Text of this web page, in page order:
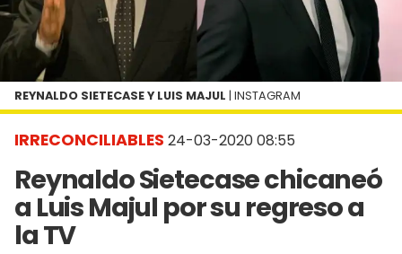
IRRECONCILIABLES 24-03-2020 08:55
Reynaldo Sietecase chicaneó
a Luis Majul por su regreso a
la TV
REYNALDO SIETECASE Y LUIS MAJUL | INSTAGRAM